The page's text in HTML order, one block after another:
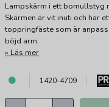
Lampskärm i ett bomullstyg
Skärmen är vit inuti och har
toppringfäste som är
böjd arm.
Läs mer
1420-4709